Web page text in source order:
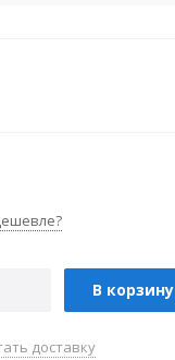
В корзину
доставку